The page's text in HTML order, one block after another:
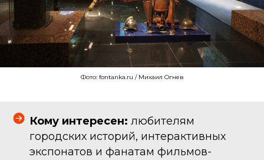
Фото: fontanka.ru / Михаил Огнев
Кому интересен: любителям
городских историй, интерактивных
экспонатов и фанатам фильмов-